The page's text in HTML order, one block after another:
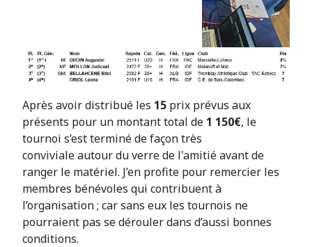
Après avoir distribué les 15 prix prévus aux
présents pour un montant total de 1 150€, le
tournoi s’est terminé de façon très
conviviale autour du verre de l'amitié avant de
ranger le matériel. J’en profite pour remercier les
membres bénévoles qui contribuent à
l’organisation ; car sans eux les tournois ne
pourraient pas se dérouler dans d’aussi bonnes
conditions.